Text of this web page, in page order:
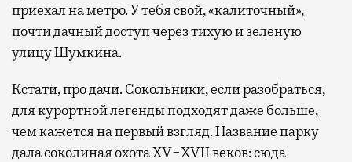
приехал на метро. У тебя свой, «калиточный»,
почти дачный доступ через тихую и зеленую
улицу Шумкина.
Кстати, про дачи. Сокольники, если разобраться,
для курортной легенды подходят даже больше,
чем кажется на первый взгляд. Название парку
дала соколиная охота XV−XVII веков: сюда